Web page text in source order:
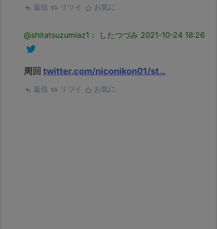
返信 リツイ お気に
@shitatsuzumiaz1： したつづみ 2021-10-24 18:26
周回 twitter.com/niconikon01/st…
返信 リツイ お気に